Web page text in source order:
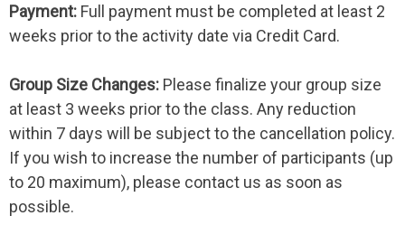
Payment: Full payment must be completed at least 2
weeks prior to the activity date via Credit Card.
Group Size Changes: Please finalize your group size
at least 3 weeks prior to the class. Any reduction
within 7 days will be subject to the cancellation policy.
If you wish to increase the number of participants (up
to 20 maximum), please contact us as soon as
possible.